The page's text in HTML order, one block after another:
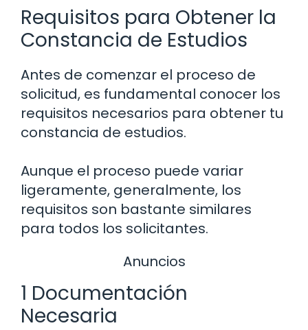
Requisitos para Obtener la
Constancia de Estudios
Antes de comenzar el proceso de
solicitud, es fundamental conocer los
requisitos necesarios para obtener tu
constancia de estudios.
Aunque el proceso puede variar
ligeramente, generalmente, los
requisitos son bastante similares
para todos los solicitantes.
Anuncios
1 Documentación
Necesaria